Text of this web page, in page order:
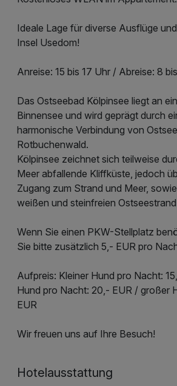
Ideale Lage für diverse Ausflüge
Insel Usedom!
Anreise: 15 bis 17 Uhr / Abreise: 8
Das Ostseebad Kölpinsee liegt an
Binnensee und wird geprägt durch
harmonische Verbindung von
Rotbuchenwald.
Kölpinsee zeichnet sich teilweise
Meer abfallende Kliffküste, jedoch
Zugang zum Strand und Meer,
weißen und steinfreien
Wenn Sie einen PKW-Stellplatz
Sie bitte zusätzlich 5,- EUR pro
Aufpreis: Kleiner Hund pro Nacht:
Hund pro Nacht: 20,- EUR / großer
EUR
Wir freuen uns auf Ihre Besuch!
Hotelausstattung